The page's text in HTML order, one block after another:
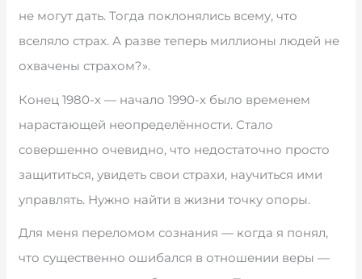
не могут дать. Тогда поклонялись всему, что
вселяло страх. А разве теперь миллионы людей не
охвачены страхом?».
Конец 1980-х — начало 1990-х было временем
нарастающей неопределённости. Стало
совершенно очевидно, что недостаточно просто
защититься, увидеть свои страхи, научиться ими
управлять. Нужно найти в жизни точку опоры.
Для меня переломом сознания — когда я понял,
что существенно ошибался в отношении веры —